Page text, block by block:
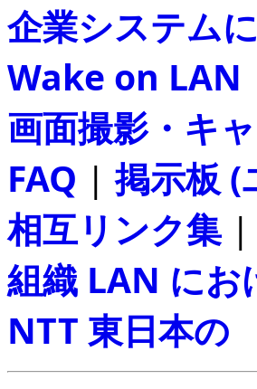
企業システム
Wake on LAN
画面撮影・キ
FAQ |掲示板 (
相互リンク集 |
組織 LAN にお
NTT 東日本の